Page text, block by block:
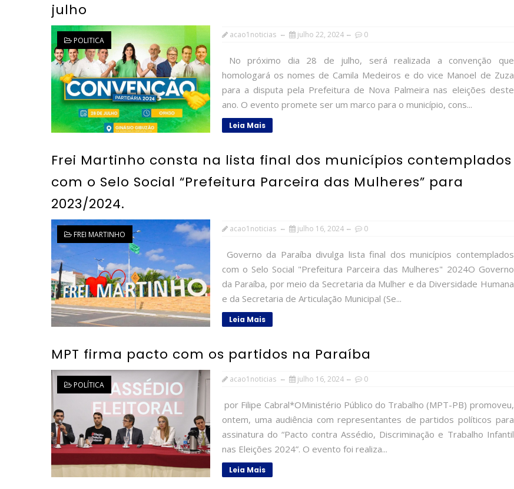
julho
POLITICA
acao1noticias julho 22, 2024 0
No próximo dia 28 de julho, será realizada a convenção que
homologará os nomes de Camila Medeiros e do vice Manoel de Zuza
para a disputa pela Prefeitura de Nova Palmeira nas eleições deste
ano. O evento promete ser um marco para o município, cons...
Leia Mais
Frei Martinho consta na lista final dos municípios contemplados
com o Selo Social “Prefeitura Parceira das Mulheres” para
2023/2024.
FREI MARTINHO
acao1noticias julho 16, 2024 0
Governo da Paraíba divulga lista final dos municípios contemplados
com o Selo Social "Prefeitura Parceira das Mulheres" 2024O Governo
da Paraíba, por meio da Secretaria da Mulher e da Diversidade Humana
e da Secretaria de Articulação Municipal (Se...
Leia Mais
MPT firma pacto com os partidos na Paraíba
POLÍTICA
acao1noticias julho 16, 2024 0
por Filipe Cabral*OMinistério Público do Trabalho (MPT-PB) promoveu,
ontem, uma audiência com representantes de partidos políticos para
assinatura do “Pacto contra Assédio, Discriminação e Trabalho Infantil
nas Eleições 2024”. O evento foi realiza...
Leia Mais